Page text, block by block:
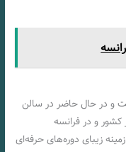
و در حال حاضر در سالن
کشور و در فرانسه
زیبای دوره‌های حرفه‌ای